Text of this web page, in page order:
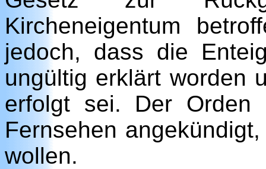
Kircheneigentum
jedoch, dass die
ungültig erklärt worden
erfolgt sei. Der Orden
Fernsehen
wollen.